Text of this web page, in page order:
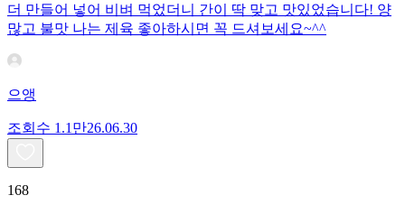
더 만들어 넣어 비벼 먹었더니 간이 딱 맞고 맛있었습니다! 양
많고 불맛 나는 제육 좋아하시면 꼭 드셔보세요~^^
으앵
조회수 1.1만26.06.30
168